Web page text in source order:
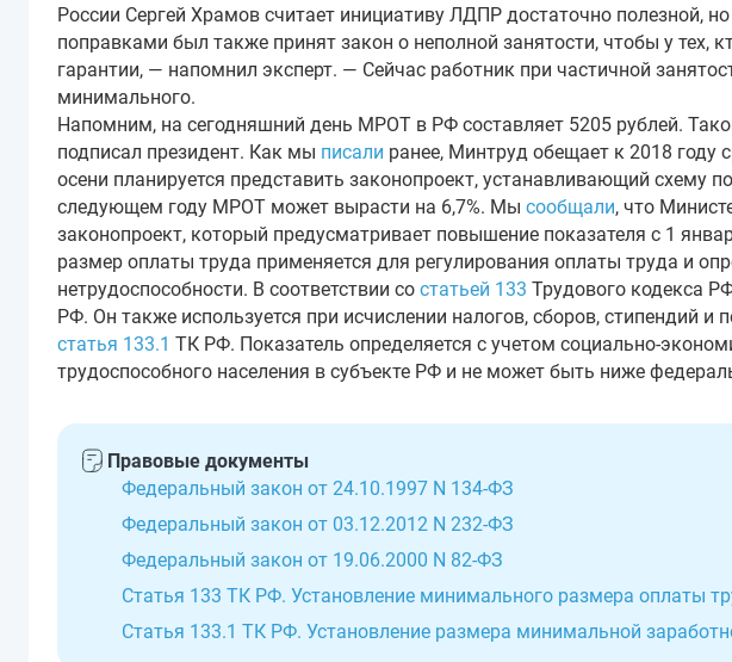
России Сергей Храмов считает инициативу ЛДПР достаточно полезной,
поправками был также принят закон о неполной занятости, чтобы у тех,
гарантии, — напомнил эксперт. — Сейчас работник при частичной
минимального.
Напомним, на сегодняшний день МРОТ в РФ составляет 5205 рублей.
подписал президент. Как мы писали ранее, Минтруд обещает к 2018
осени планируется представить законопроект, устанавливающий
следующем году МРОТ может вырасти на 6,7%. Мы сообщали, что
законопроект, который предусматривает повышение показателя с 1
размер оплаты труда применяется для регулирования оплаты труда и
нетрудоспособности. В соответствии со статьей 133 Трудового кодекса
РФ. Он также используется при исчислении налогов, сборов, стипендий и
статья 133.1 ТК РФ. Показатель определяется с учетом социально-
трудоспособного населения в субъекте РФ и не может быть ниже
Правовые документы
Федеральный закон от 24.10.1997 N 134-ФЗ
Федеральный закон от 03.12.2012 N 232-ФЗ
Федеральный закон от 19.06.2000 N 82-ФЗ
Статья 133 ТК РФ. Установление минимального размера оплаты
Статья 133.1 ТК РФ. Установление размера минимальной